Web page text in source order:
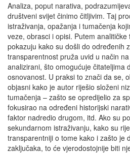
Analiza, poput narativa,
društveni svijet činimo čitljivim. Taj
istraživanja, opažanja i tumačenja
veze, obrasci i opisi. Putem
pokazuju kako su došli do određenih
transparentnost pruža uvid u način
analizirani, što omogućuje čitateljima
osnovanost. U praksi to znači da se,
objasni kako je autor riješio složeni
tumačenja – zašto se opredijelio za
fokusirao na određeni historijski
faktor nadredio drugom, itd. Ako su
sekundarnom istraživanju, kako su
transparentniji o tome kako i zašto je
zaključaka, to će vjerodostojnije biti